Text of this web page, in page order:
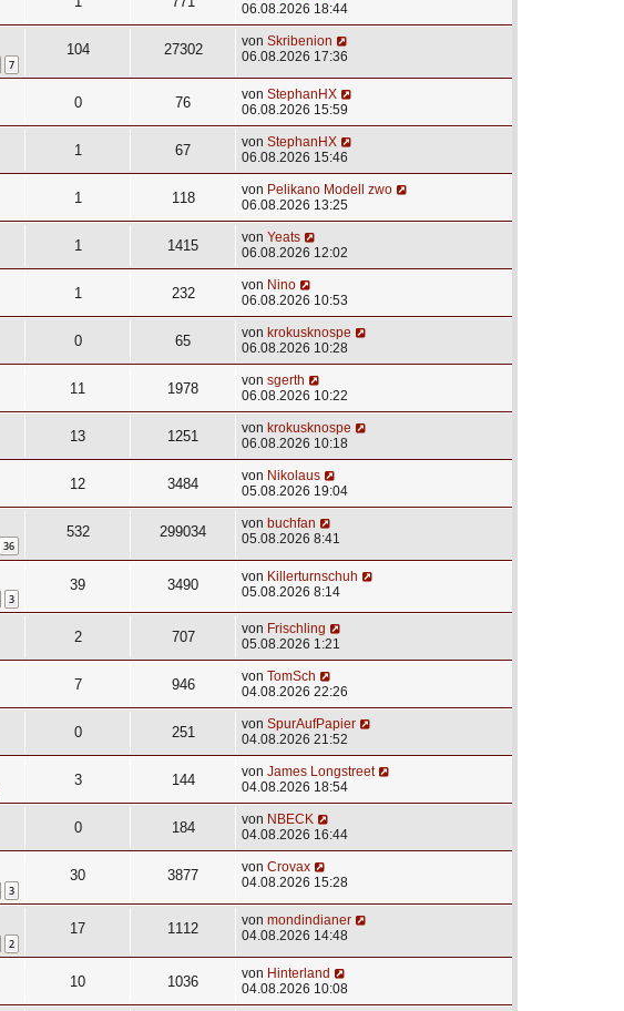
06.08.2026 18:44
7
104 27302 von Skribenion
06.08.2026 17:36
0 76 von StephanHX
06.08.2026 15:59
1 67 von StephanHX
06.08.2026 15:46
1 118 von Pelikano Modell zwo
06.08.2026 13:25
1 1415 von Yeats
06.08.2026 12:02
1 232 von Nino
06.08.2026 10:53
0 65 von krokusknospe
06.08.2026 10:28
11 1978 von sgerth
06.08.2026 10:22
13 1251 von krokusknospe
06.08.2026 10:18
12 3484 von Nikolaus
05.08.2026 19:04
36
532 299034 von buchfan
05.08.2026 8:41
3
39 3490 von Killerturnschuh
05.08.2026 8:14
2 707 von Frischling
05.08.2026 1:21
7 946 von TomSch
04.08.2026 22:26
0 251 von SpurAufPapier
04.08.2026 21:52
3 144 von James Longstreet
04.08.2026 18:54
0 184 von NBECK
04.08.2026 16:44
3
30 3877 von Crovax
04.08.2026 15:28
2
17 1112 von mondindianer
04.08.2026 14:48
10 1036 von Hinterland
04.08.2026 10:08